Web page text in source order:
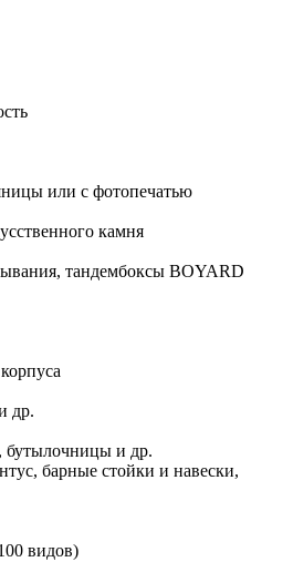
или с фотопечатью
камня
тандембоксы BOYARD
др.
и др.
барные стойки и навески,
видов)